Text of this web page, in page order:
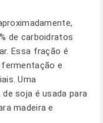
de carboidratos
Essa fração é
e
Uma
soja é usada para
madeira e